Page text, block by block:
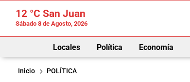
12 °C San Juan
Sábado 8 de Agosto, 2026
Locales Política Economía
Inicio
POLÍTICA